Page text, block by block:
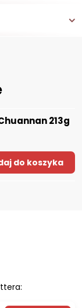
213g
do koszyka